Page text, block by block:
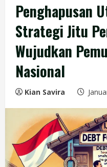
Penghapusan
Strategi Jitu
Wujudkan
Nasional
Kian Savira